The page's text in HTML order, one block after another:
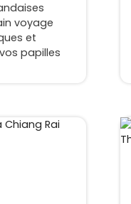
voyage
et
papilles